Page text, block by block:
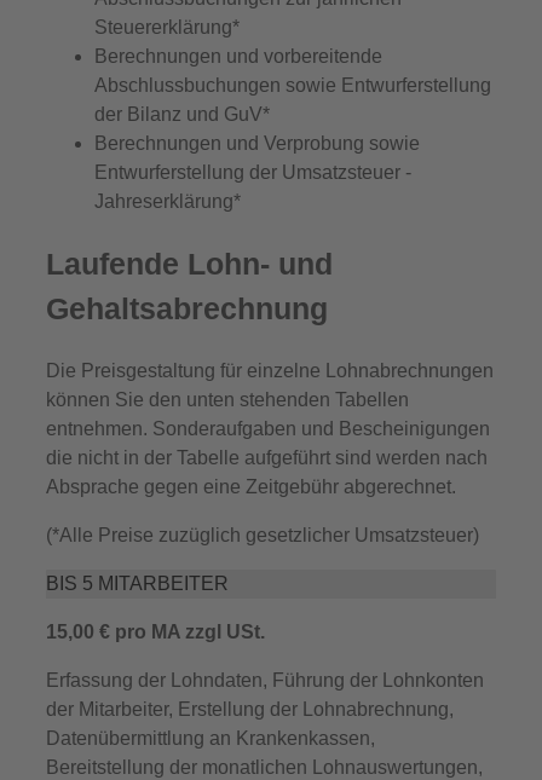
Steuererklärung*
Berechnungen und vorbereitende
Abschlussbuchungen sowie Entwurferstellung
der Bilanz und GuV*
Berechnungen und Verprobung sowie
Entwurferstellung der Umsatzsteuer ­‐
Jahreserklärung*
Laufende Lohn- und
Gehaltsabrechnung
Die Preisgestaltung für einzelne Lohnabrechnungen
können Sie den unten stehenden Tabellen
entnehmen. Sonderaufgaben und Bescheinigungen
die nicht in der Tabelle aufgeführt sind werden nach
Absprache gegen eine Zeitgebühr abgerechnet.
(*Alle Preise zuzüglich gesetzlicher Umsatzsteuer)
BIS 5 MITARBEITER
15,00 € pro MA zzgl USt.
Erfassung der Lohndaten, Führung der Lohnkonten
der Mitarbeiter, Erstellung der Lohnabrechnung,
Datenübermittlung an Krankenkassen,
Bereitstellung der monatlichen Lohnauswertungen,